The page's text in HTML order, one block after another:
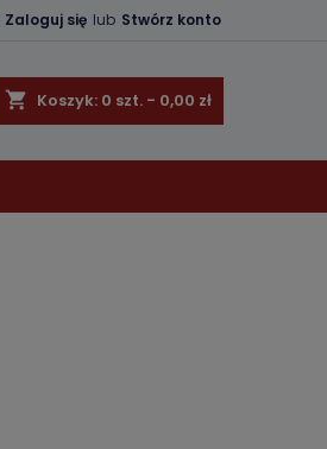
Zaloguj się lub Stwórz konto
shopping_cart Koszyk: 0 szt. - 0,00 zł